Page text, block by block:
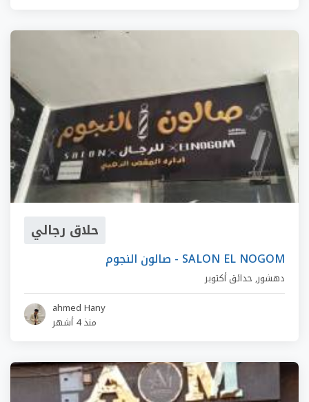
حلاق رجالي
صالون النجوم - SALON EL NOGOM
دهشور, حدائق أكتوبر
ahmed Hany
منذ 4 أشهر